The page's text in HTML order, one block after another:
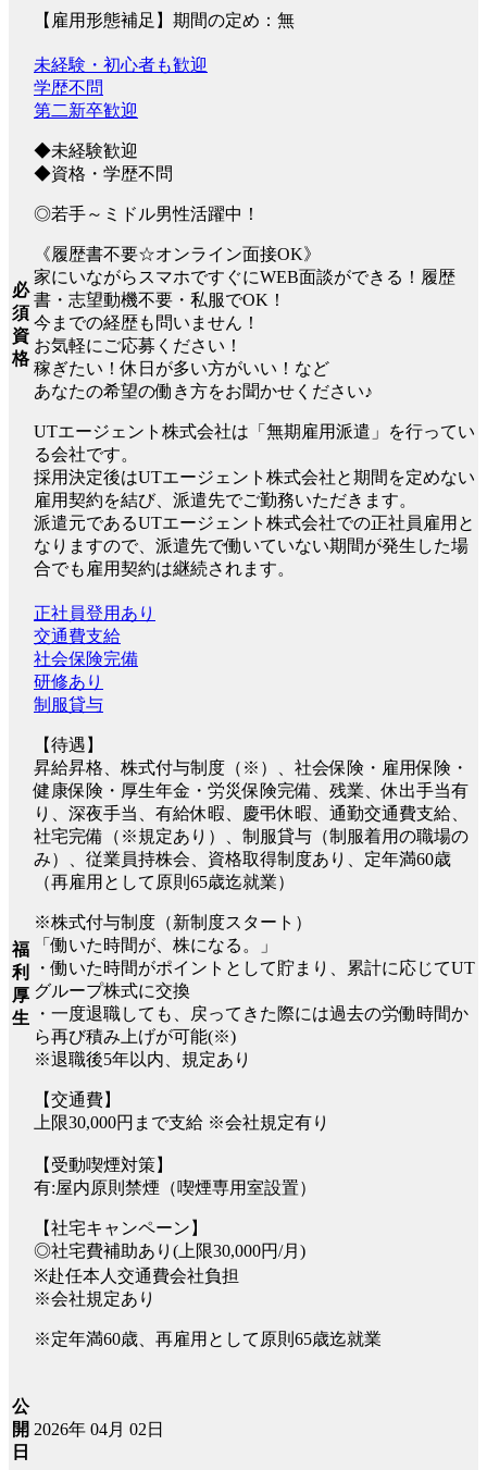
【雇用形態補足】期間の定め：無
必
須
資
格
未経験・初心者も歓迎
学歴不問
第二新卒歓迎
◆未経験歓迎
◆資格・学歴不問
◎若手～ミドル男性活躍中！
《履歴書不要☆オンライン面接OK》
家にいながらスマホですぐにWEB面談ができる！履歴
書・志望動機不要・私服でOK！
今までの経歴も問いません！
お気軽にご応募ください！
稼ぎたい！休日が多い方がいい！など
あなたの希望の働き方をお聞かせください♪
UTエージェント株式会社は「無期雇用派遣」を行ってい
る会社です。
採用決定後はUTエージェント株式会社と期間を定めない
雇用契約を結び、派遣先でご勤務いただきます。
派遣元であるUTエージェント株式会社での正社員雇用と
なりますので、派遣先で働いていない期間が発生した場
合でも雇用契約は継続されます。
福
利
厚
生
正社員登用あり
交通費支給
社会保険完備
研修あり
制服貸与
【待遇】
昇給昇格、株式付与制度（※）、社会保険・雇用保険・
健康保険・厚生年金・労災保険完備、残業、休出手当有
り、深夜手当、有給休暇、慶弔休暇、通勤交通費支給、
社宅完備（※規定あり）、制服貸与（制服着用の職場の
み）、従業員持株会、資格取得制度あり、定年満60歳
（再雇用として原則65歳迄就業）
※株式付与制度（新制度スタート）
「働いた時間が、株になる。」
・働いた時間がポイントとして貯まり、累計に応じてUT
グループ株式に交換
・一度退職しても、戻ってきた際には過去の労働時間か
ら再び積み上げが可能(※)
※退職後5年以内、規定あり
【交通費】
上限30,000円まで支給 ※会社規定有り
【受動喫煙対策】
有:屋内原則禁煙（喫煙専用室設置）
【社宅キャンペーン】
◎社宅費補助あり(上限30,000円/月)
※赴任本人交通費会社負担
※会社規定あり
※定年満60歳、再雇用として原則65歳迄就業
公
開
日
2026年 04月 02日